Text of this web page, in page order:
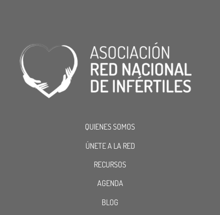
QUIENES SOMOS
ÚNETE A LA RED
RECURSOS
AGENDA
BLOG